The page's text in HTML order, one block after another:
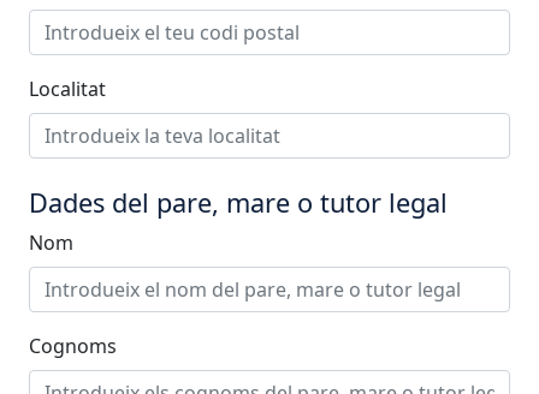
Localitat
Dades del pare, mare o tutor legal
Nom
Cognoms